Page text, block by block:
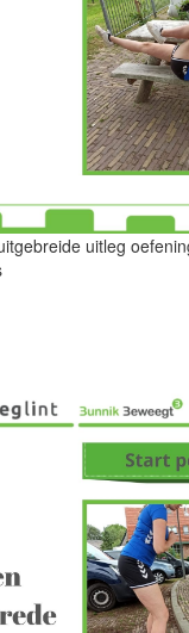
uitleg